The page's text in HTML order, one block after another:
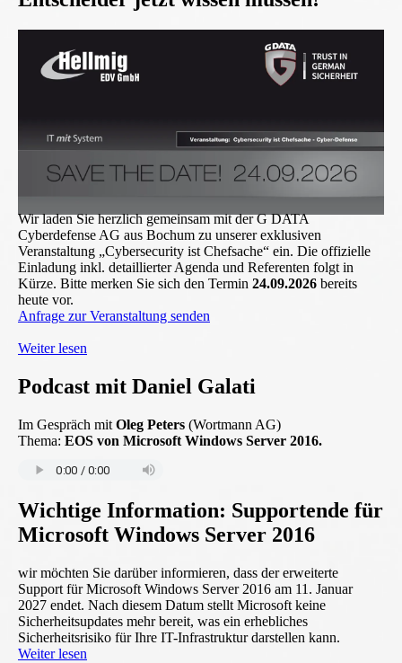
Wir laden Sie herzlich gemeinsam mit der G DATA
Cyberdefense AG aus Bochum zu unserer exklusiven
Veranstaltung „Cybersecurity ist Chefsache“ ein. Die offizielle
Einladung inkl. detaillierter Agenda und Referenten folgt in
Kürze. Bitte merken Sie sich den Termin 24.09.2026 bereits
heute vor.
Anfrage zur Veranstaltung senden
Weiter lesen
Podcast mit Daniel Galati
Im Gespräch mit Oleg Peters (Wortmann AG)
Thema: EOS von Microsoft Windows Server 2016.
Wichtige Information: Supportende für
Microsoft Windows Server 2016
wir möchten Sie darüber informieren, dass der erweiterte
Support für Microsoft Windows Server 2016 am 11. Januar
2027 endet. Nach diesem Datum stellt Microsoft keine
Sicherheitsupdates mehr bereit, was ein erhebliches
Sicherheitsrisiko für Ihre IT-Infrastruktur darstellen kann.
Weiter lesen